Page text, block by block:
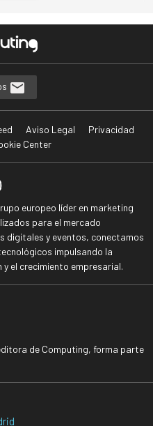
Aviso Legal
Privacidad
Center
europeo líder en marketing
para el mercado
digitales y eventos, conectamos
impulsando la
el crecimiento empresarial.
de Computing, forma parte